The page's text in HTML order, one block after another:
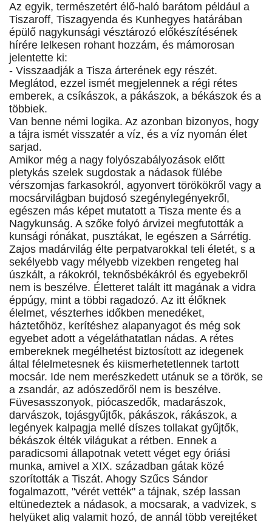
Az egyik, természetért élő-haló barátom például a
Tiszaroff, Tiszagyenda és Kunhegyes határában
épülő nagykunsági vésztározó előkészítésének
hírére lelkesen rohant hozzám, és mámorosan
jelentette ki:
- Visszaadják a Tisza árterének egy részét.
Meglátod, ezzel ismét megjelennek a régi rétes
emberek, a csíkászok, a pákászok, a békászok és a
többiek.
Van benne némi logika. Az azonban bizonyos, hogy
a tájra ismét visszatér a víz, és a víz nyomán élet
sarjad.
Amikor még a nagy folyószabályozások előtt
pletykás szelek sugdostak a nádasok fülébe
vérszomjas farkasokról, agyonvert törökökről vagy a
mocsárvilágban bujdosó szegénylegényekről,
egészen más képet mutatott a Tisza mente és a
Nagykunság. A szőke folyó árvizei megfutották a
kunsági rónákat, pusztákat, le egészen a Sárrétig.
Zajos madárvilág élte perpatvarokkal teli életét, s a
sekélyebb vagy mélyebb vizekben rengeteg hal
úszkált, a rákokról, teknősbékákról és egyebekről
nem is beszélve. Életteret talált itt magának a vidra
éppúgy, mint a többi ragadozó. Az itt élőknek
élelmet, vészterhes időkben menedéket,
háztetőhöz, kerítéshez alapanyagot és még sok
egyebet adott a végeláthatatlan nádas. A rétes
embereknek megélhetést biztosított az idegenek
által félelmetesnek és kiismerhetetlennek tartott
mocsár. Ide nem merészkedett utánuk se a török, se
a zsandár, az adószedőről nem is beszélve.
Füvesasszonyok, piócaszedők, madarászok,
darvászok, tojásgyűjtők, pákászok, rákászok, a
legények kalpagja mellé díszes tollakat gyűjtők,
békászok élték világukat a rétben. Ennek a
paradicsomi állapotnak vetett véget egy óriási
munka, amivel a XIX. században gátak közé
szorították a Tiszát. Ahogy Szűcs Sándor
fogalmazott, "vérét vették" a tájnak, szép lassan
eltünedeztek a nádasok, a mocsarak, a vadvizek, s
helyüket alig valamit hozó, de annál több verejtéket